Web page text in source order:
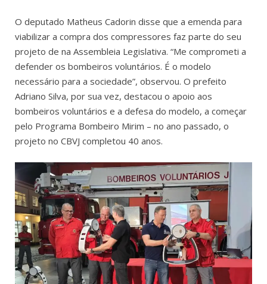
O deputado Matheus Cadorin disse que a emenda para
viabilizar a compra dos compressores faz parte do seu
projeto de na Assembleia Legislativa. “Me comprometi a
defender os bombeiros voluntários. É o modelo
necessário para a sociedade”, observou. O prefeito
Adriano Silva, por sua vez, destacou o apoio aos
bombeiros voluntários e a defesa do modelo, a começar
pelo Programa Bombeiro Mirim – no ano passado, o
projeto no CBVJ completou 40 anos.